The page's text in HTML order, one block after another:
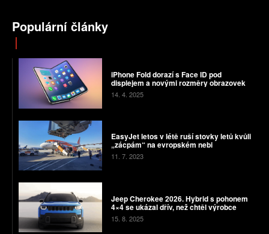
Populární články
iPhone Fold dorazí s Face ID pod
displejem a novými rozměry obrazovek
14. 4. 2025
EasyJet letos v létě ruší stovky letů kvůli
„zácpám“ na evropském nebi
11. 7. 2023
Jeep Cherokee 2026. Hybrid s pohonem
4×4 se ukázal dřív, než chtěl výrobce
15. 8. 2025